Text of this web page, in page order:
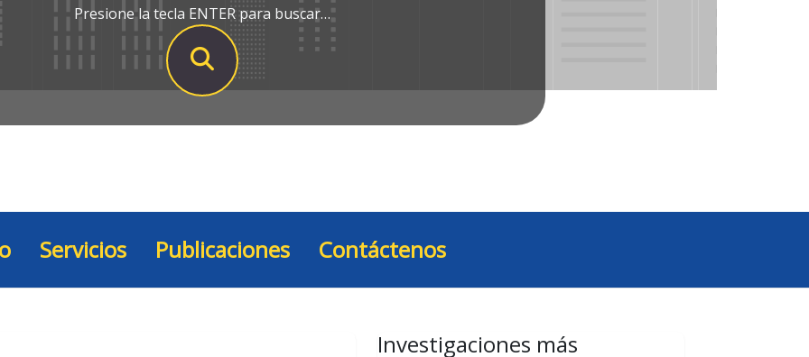
Presione la tecla ENTER para buscar…
Servicios Publicaciones Contáctenos
Investigaciones más